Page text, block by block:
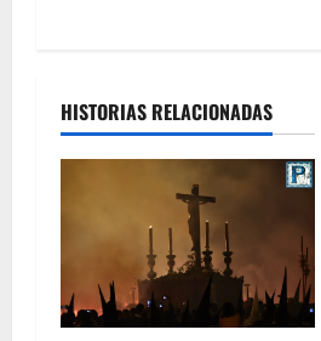
HISTORIAS RELACIONADAS